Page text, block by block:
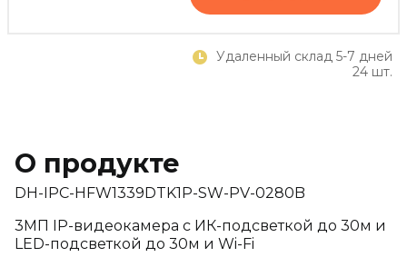
Удаленный склад 5-7 дней
24 шт.
О продукте
DH-IPC-HFW1339DTK1P-SW-PV-0280B
3МП IP-видеокамера с ИК-подсветкой до 30м и
LED-подсветкой до 30м и Wi-Fi